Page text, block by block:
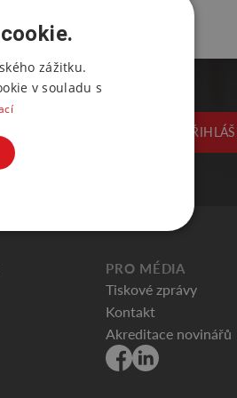
PRO MÉDIA
Tiskové zprávy
Kontakt
Akreditace novinářů
zážitku.
v souladu s